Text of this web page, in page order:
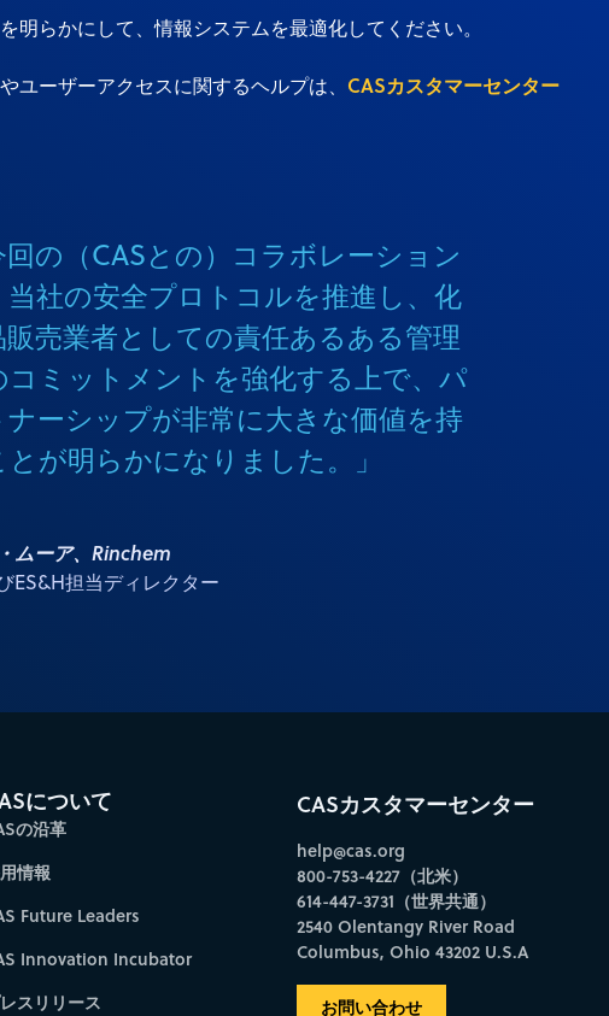
明らかにして、情報システムを最適化してください。
ユーザーアクセスに関するヘルプは、 CASカスタマーセンター
回の（CASとの）コラボレーション
当社の安全プロトコルを推進し、化
販売業者としての責任あるある管理
コミットメントを強化する上で、パ
ナーシップが非常に大きな価値を持
が明らかになりました。」
ムーア、Rinchem
ES&H担当ディレクター
について
の沿革
情報
Future Leaders
Innovation Incubator
スリリース
CASカスタマーセンター
help@cas.org
800-753-4227（北米）
614-447-3731（世界共通）
2540 Olentangy River Road
Columbus, Ohio 43202 U.S.A
お問い合わせ